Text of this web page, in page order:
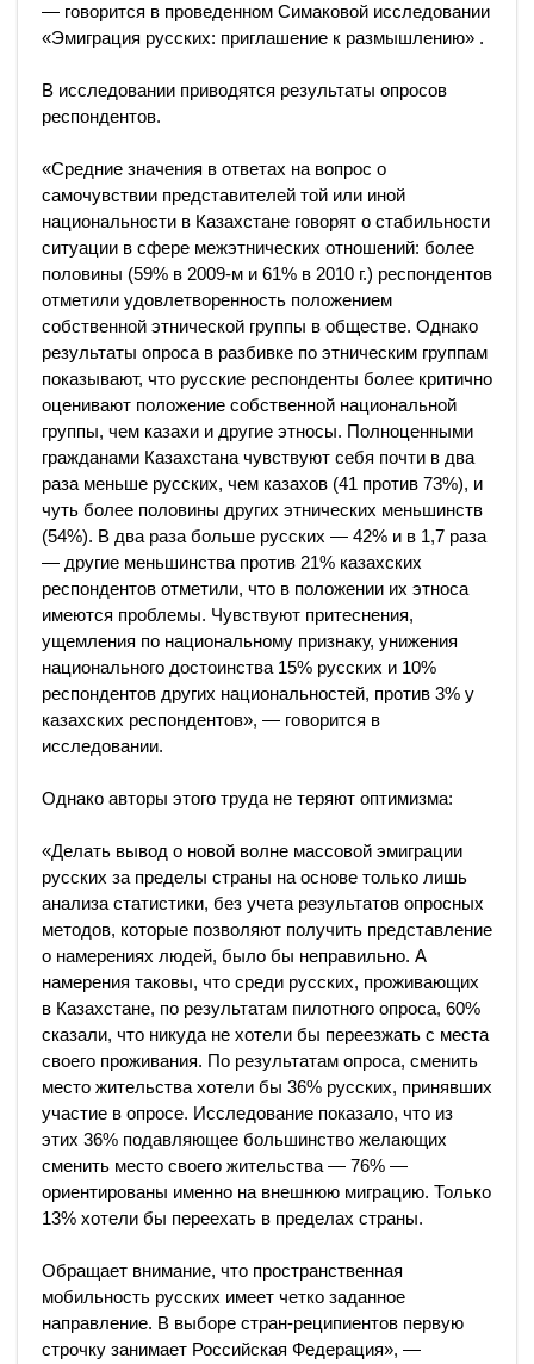
— говорится в проведенном Симаковой исследовании
«Эмиграция русских: приглашение к размышлению» .
В исследовании приводятся результаты опросов
респондентов.
«Средние значения в ответах на вопрос о
самочувствии представителей той или иной
национальности в Казахстане говорят о стабильности
ситуации в сфере межэтнических отношений: более
половины (59% в 2009-м и 61% в 2010 г.) респондентов
отметили удовлетворенность положением
собственной этнической группы в обществе. Однако
результаты опроса в разбивке по этническим группам
показывают, что русские респонденты более критично
оценивают положение собственной национальной
группы, чем казахи и другие этносы. Полноценными
гражданами Казахстана чувствуют себя почти в два
раза меньше русских, чем казахов (41 против 73%), и
чуть более половины других этнических меньшинств
(54%). В два раза больше русских — 42% и в 1,7 раза
— другие меньшинства против 21% казахских
респондентов отметили, что в положении их этноса
имеются проблемы. Чувствуют притеснения,
ущемления по национальному признаку, унижения
национального достоинства 15% русских и 10%
респондентов других национальностей, против 3% у
казахских респондентов», — говорится в
исследовании.
Однако авторы этого труда не теряют оптимизма:
«Делать вывод о новой волне массовой эмиграции
русских за пределы страны на основе только лишь
анализа статистики, без учета результатов опросных
методов, которые позволяют получить представление
о намерениях людей, было бы неправильно. А
намерения таковы, что среди русских, проживающих
в Казахстане, по результатам пилотного опроса, 60%
сказали, что никуда не хотели бы переезжать с места
своего проживания. По результатам опроса, сменить
место жительства хотели бы 36% русских, принявших
участие в опросе. Исследование показало, что из
этих 36% подавляющее большинство желающих
сменить место своего жительства — 76% —
ориентированы именно на внешнюю миграцию. Только
13% хотели бы переехать в пределах страны.
Обращает внимание, что пространственная
мобильность русских имеет четко заданное
направление. В выборе стран-реципиентов первую
строчку занимает Российская Федерация», —